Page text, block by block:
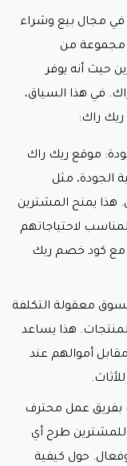
في مجال بيع وشراء
مجموعة من
حيث أنه يوفر
. في هذا السياق،
راك:
موقع ريك راك
الجودة، مثل
هذا يمنح المشترين
لاحتياجاتهم
مع كود خصم ريك
معقولة التكلفة
هذا يساعد
أموالهم عند
بفريق عمل محترف
طرح أي
حول كيفية